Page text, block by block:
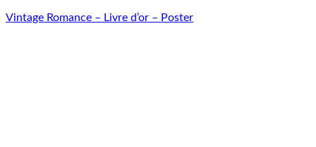
Vintage Romance – Livre d’or – Poster